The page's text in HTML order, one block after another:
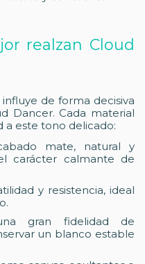
realzan Cloud
de forma decisiva
Dancer. Cada material
a este tono delicado:
mate, natural y
carácter calmante de
y resistencia, ideal
gran fidelidad de
un blanco estable